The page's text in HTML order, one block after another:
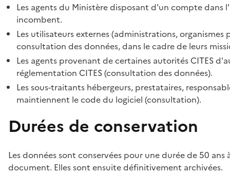
Les agents du Ministère disposant d'un compte
incombent.
Les utilisateurs externes (administrations,
consultation des données, dans le cadre de leurs
Les agents provenant de certaines autorités CITES
réglementation CITES (consultation des données).
Les sous-traitants hébergeurs, prestataires,
maintiennent le code du logiciel (consultation).
Durées de conservation
Les données sont conservées pour une durée de 50
document. Elles sont ensuite définitivement archivées.